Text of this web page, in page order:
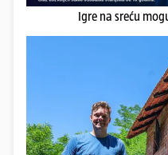
Igre na sreću